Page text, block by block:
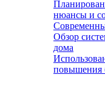
нюансы и
Обзор
дома
повышения